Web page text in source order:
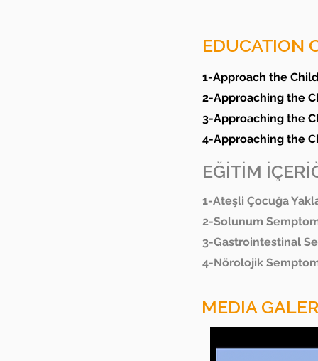
EDUCATION
1-Approach the
2-Approaching the
3-Approaching the
4-Approaching the
EĞİTİM
1-Ateşli Çocuğa
2-Solunum
3-Gastrointestinal
4-Nörolojik
MEDIA